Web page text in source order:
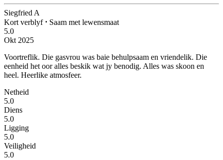
Siegfried A
Kort verblyf ⋅ Saam met lewensmaat
5.0
Okt 2025
Voortreflik. Die gasvrou was baie behulpsaam en vriendelik. Die
eenheid het oor alles beskik wat jy benodig. Alles was skoon en
heel. Heerlike atmosfeer.
Netheid
5.0
Diens
5.0
Ligging
5.0
Veiligheid
5.0